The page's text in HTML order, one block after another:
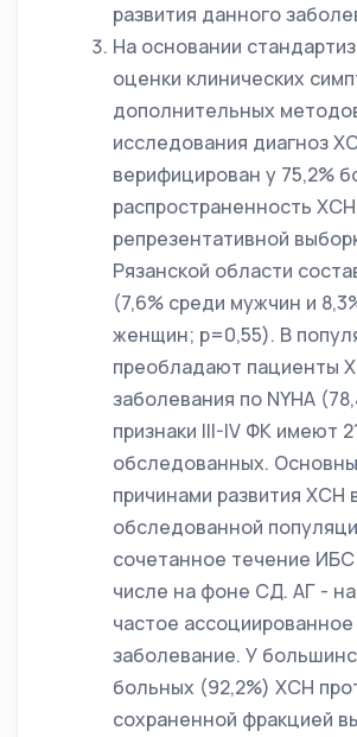
развития данного
На основании
оценки клинических
дополнительных
исследования диагноз
верифицирован у 75,2%
распространенность
репрезентативной
Рязанской области
(7,6% среди мужчин и
женщин; p=0,55). В
преобладают пациенты
заболевания по NYHA
признаки III-IV ФК имеют
обследованных.
причинами развития ХСН
обследованной
сочетанное течение ИБС
числе на фоне СД. АГ -
частое
заболевание. У
больных (92,2%) ХСН
сохраненной фракцией